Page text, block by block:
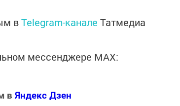
вTelegram-канале Татмедиа
мессенджере MАХ:
в Яндекс Дзен